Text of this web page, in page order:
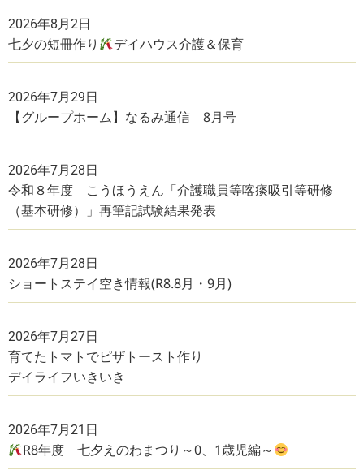
2026年8月2日
七夕の短冊作り デイハウス介護＆保育
2026年7月29日
【グループホーム】なるみ通信 8月号
2026年7月28日
令和８年度 こうほうえん「介護職員等喀痰吸引等研修
（基本研修）」再筆記試験結果発表
2026年7月28日
ショートステイ空き情報(R8.8月・9月)
2026年7月27日
育てたトマトでピザトースト作り
デイライフいきいき
2026年7月21日
R8年度 七夕えのわまつり～0、1歳児編～